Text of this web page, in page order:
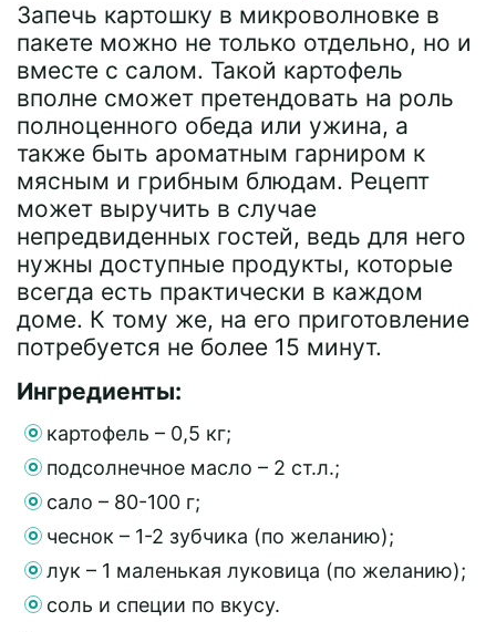
Запечь картошку в микроволновке в
пакете можно не только отдельно, но и
вместе с салом. Такой картофель
вполне сможет претендовать на роль
полноценного обеда или ужина, а
также быть ароматным гарниром к
мясным и грибным блюдам. Рецепт
может выручить в случае
непредвиденных гостей, ведь для него
нужны доступные продукты, которые
всегда есть практически в каждом
доме. К тому же, на его приготовление
потребуется не более 15 минут.
Ингредиенты:
картофель – 0,5 кг;
подсолнечное масло – 2 ст.л.;
сало – 80-100 г;
чеснок – 1-2 зубчика (по желанию);
лук – 1 маленькая луковица (по желанию);
соль и специи по вкусу.